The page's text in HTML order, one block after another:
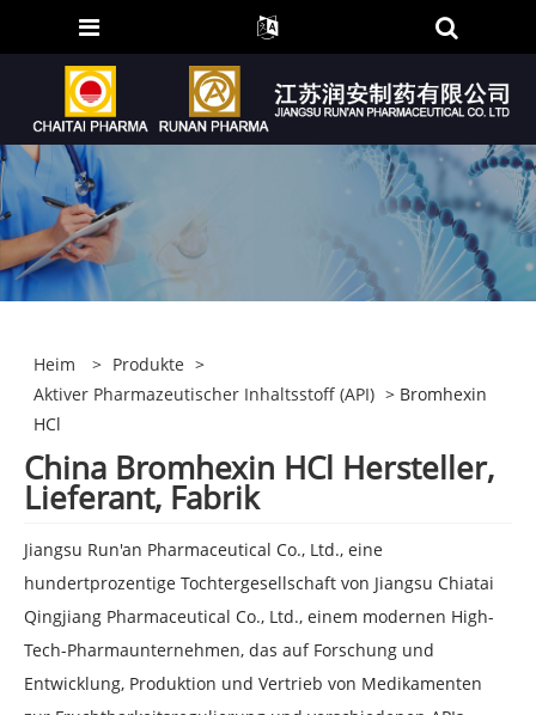
Heim > Produkte >
Aktiver Pharmazeutischer Inhaltsstoff (API) > Bromhexin
HCl
China Bromhexin HCl Hersteller,
Lieferant, Fabrik
Jiangsu Run'an Pharmaceutical Co., Ltd., eine
hundertprozentige Tochtergesellschaft von Jiangsu Chiatai
Qingjiang Pharmaceutical Co., Ltd., einem modernen High-
Tech-Pharmaunternehmen, das auf Forschung und
Entwicklung, Produktion und Vertrieb von Medikamenten